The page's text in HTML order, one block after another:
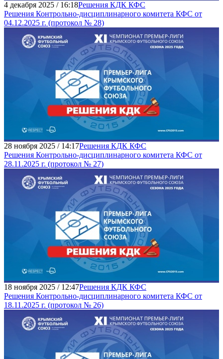
4 декабря 2025 / 16:18Решения КДК КФС
Решения Контрольно-дисциплинарного комитета КФС от
04.12.2025 г. (протокол № 28)
28 ноября 2025 / 14:17Решения КДК КФС
Решения Контрольно-дисциплинарного комитета КФС от
28.11.2025 г. (протокол № 27)
18 ноября 2025 / 12:47Решения КДК КФС
Решения Контрольно-дисциплинарного комитета КФС от
18.11.2025 г. (протокол № 26)